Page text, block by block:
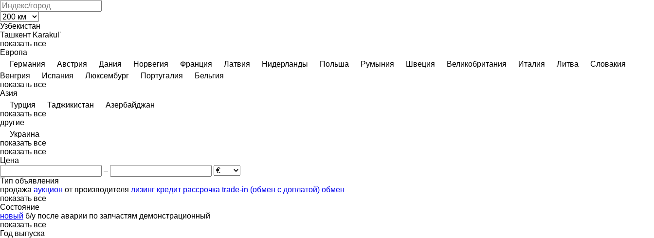
Узбекистан
Ташкент Karakul'
показать все
Европа
Германия
Австрия Дания Норвегия Франция Латвия Нидерланды Польша Румыния Швеция Великобритания Италия Литва
Словакия
Венгрия
Испания Люксембург Португалия
Бельгия
показать все
Азия
Турция
Таджикистан
Азербайджан
показать все
другие
Украина
показать все
показать все
Цена
–
Тип объявления
продажа аукцион от производителя лизинг кредит рассрочка trade-in (обмен с доплатой) обмен
показать все
Состояние
новый б/у после аварии по запчастям демонстрационный
показать все
Год выпуска